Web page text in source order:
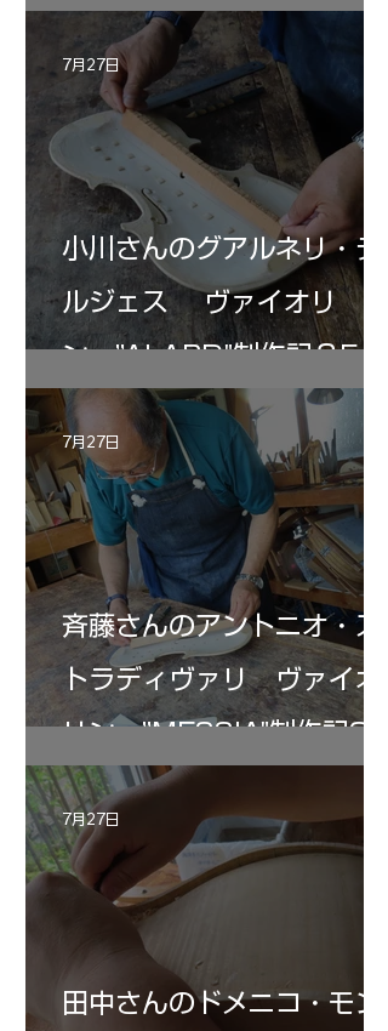
小川さんのグアルネリ・デ
ルジェス ヴァイオリ
ン ”ALARD"制作記３5
7月27日
斉藤さんのアントニオ・ス
トラディヴァリ ヴァイオ
リン ”MESSIA"制作記33
7月27日
田中さんのドメニコ・モン
7月27日